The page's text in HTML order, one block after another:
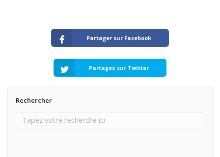
Partager sur Facebook
Partagez sur Twitter
Rechercher